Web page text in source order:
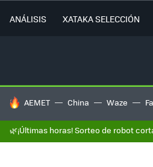
ANÁLISIS XATAKA SELECCIÓN
HOY SE HABLA DE
AEMET China Waze
🌿¡Últimas horas! Sorteo de robot